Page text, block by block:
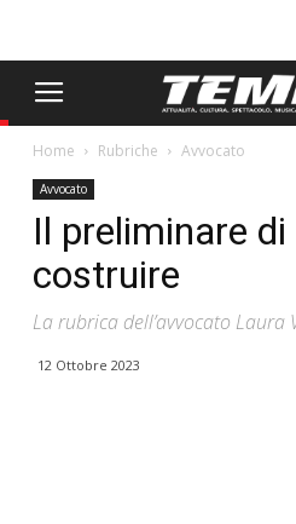
Home Rubriche Avvocato
Avvocato
Il preliminare
costruire
La rubrica dell’avvocato Laura
12 Ottobre 2023